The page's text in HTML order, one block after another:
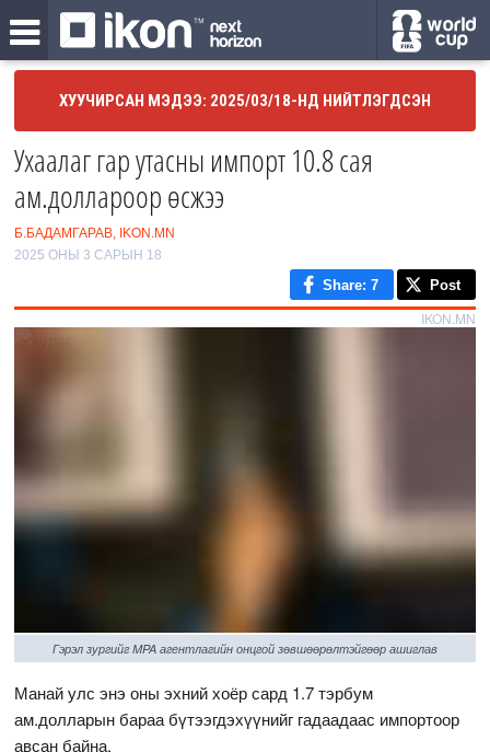
ХУУЧИРСАН МЭДЭЭ: 2025/03/18-НД НИЙТЛЭГДСЭН
Ухаалаг гар утасны импорт 10.8 сая
ам.доллароор өсжээ
Б.БАДАМГАРАВ, IKON.MN
2025 ОНЫ 3 САРЫН 18
Share: 7 Post
IKON.MN
Гэрэл зургийг MPA агентлагийн онцгой зөвшөөрөлтэйгөөр ашиглав
Манай улс энэ оны эхний хоёр сард 1.7 тэрбум
ам.долларын бараа бүтээгдэхүүнийг гадаадаас импортоор
авсан байна.